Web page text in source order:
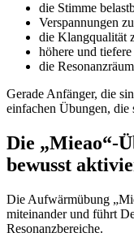
die Stimme
Verspannungen
die Klangqualität
höhere und
die
Gerade Anfänger, die
einfachen Übungen, die
Die „Mieao“-
bewusst
Die Aufwärmübung
miteinander und führt
Resonanzbereiche.